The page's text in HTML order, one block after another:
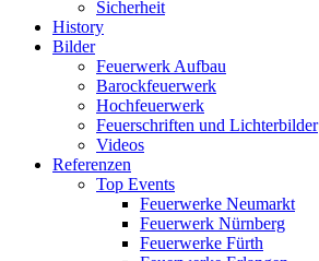
Sicherheit
History
Bilder
Feuerwerk Aufbau
Barockfeuerwerk
Hochfeuerwerk
Feuerschriften und Lichterbilder
Videos
Referenzen
Top Events
Feuerwerke Neumarkt
Feuerwerk Nürnberg
Feuerwerke Fürth